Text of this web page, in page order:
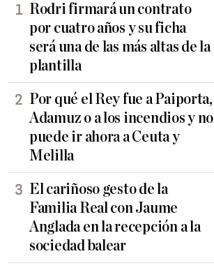
Rodri firmará un contrato
por cuatro años y su ficha
será una de las más altas de la
plantilla
Por qué el Rey fue a Paiporta,
Adamuz o a los incendios y no
puede ir ahora a Ceuta y
Melilla
El cariñoso gesto de la
Familia Real con Jaume
Anglada en la recepción a la
sociedad balear